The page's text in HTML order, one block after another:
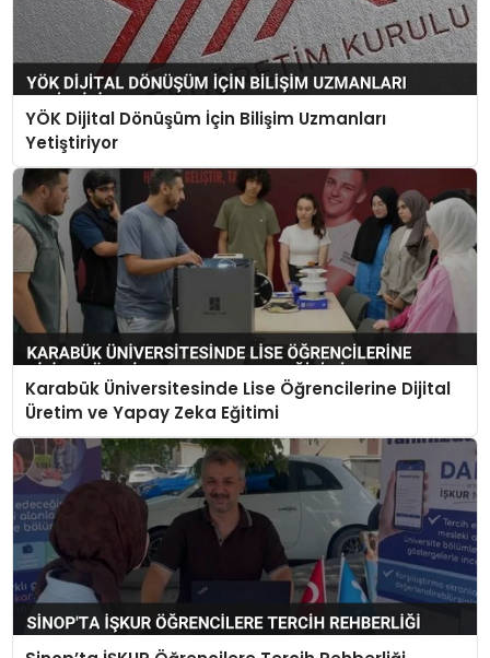
YÖK Dijital Dönüşüm İçin Bilişim Uzmanları
Yetiştiriyor
Karabük Üniversitesinde Lise Öğrencilerine Dijital
Üretim ve Yapay Zeka Eğitimi